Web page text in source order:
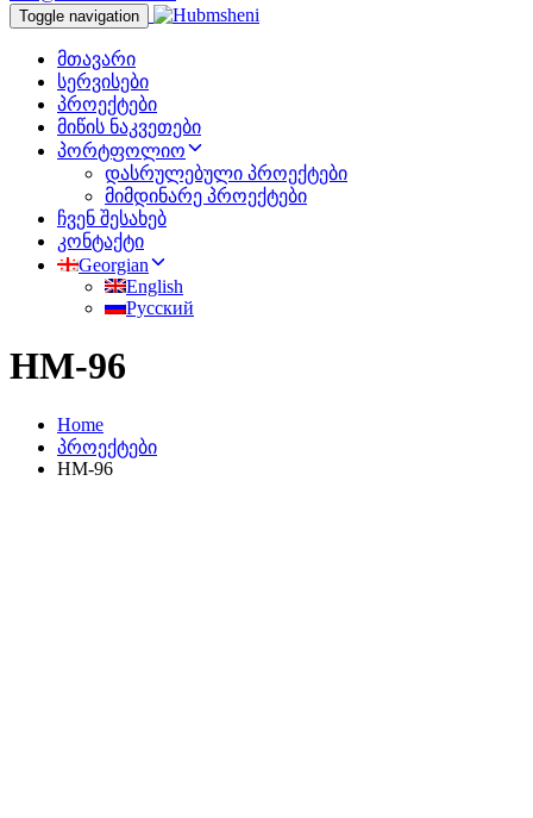
Toggle navigation
მთავარი
სერვისები
პროექტები
მიწის ნაკვეთები
პორტფოლიო
დასრულებული პროექტები
მიმდინარე პროექტები
ჩვენ შესახებ
კონტაქტი
Georgian
English
Русский
HM-96
Home
პროექტები
HM-96